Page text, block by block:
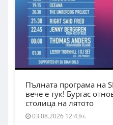
Пълната програма на
вече е тук! Бургас
столица на лятото
03.08.2026 12:43ч.